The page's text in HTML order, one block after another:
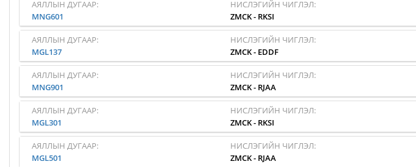
АЯЛЛЫН ДУГААР:
MNG601
НИСЛЭГИЙН ЧИГЛЭЛ:
ZMCK- RKSI
АЯЛЛЫН ДУГААР:
MGL137
НИСЛЭГИЙН ЧИГЛЭЛ:
ZMCK- EDDF
АЯЛЛЫН ДУГААР:
MNG901
НИСЛЭГИЙН ЧИГЛЭЛ:
ZMCK- RJAA
АЯЛЛЫН ДУГААР:
MGL301
НИСЛЭГИЙН ЧИГЛЭЛ:
ZMCK- RKSI
АЯЛЛЫН ДУГААР:
MGL501
НИСЛЭГИЙН ЧИГЛЭЛ:
ZMCK- RJAA